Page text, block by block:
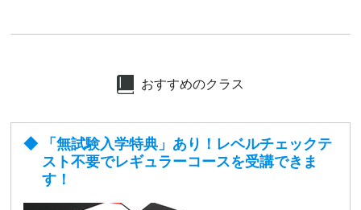
おすすめのクラス
「無試験入学特典」あり！レベルチェックテ
スト不要でレギュラーコースを受講できま
す！